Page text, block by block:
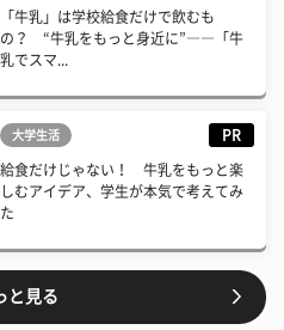
「牛乳」は学校給食だけで飲むも
の？ “牛乳をもっと身近に”――「牛
乳でスマ...
大学生活 PR
給食だけじゃない！ 牛乳をもっと楽
しむアイデア、学生が本気で考えてみ
た
と見る